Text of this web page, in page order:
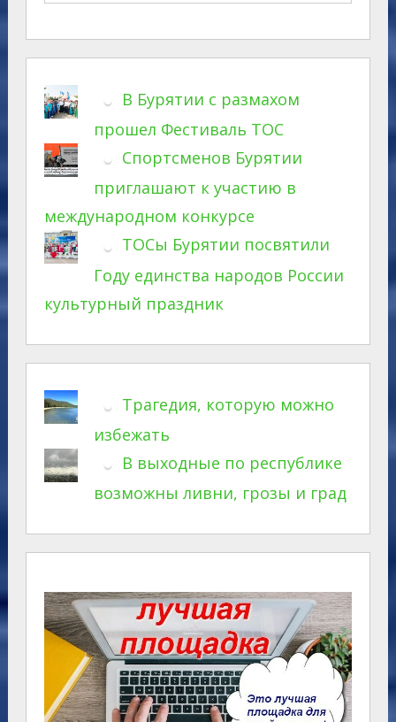
В Бурятии с размахом
прошел Фестиваль ТОС
Спортсменов Бурятии
приглашают к участию в
международном конкурсе
ТОСы Бурятии посвятили
Году единства народов России
культурный праздник
Трагедия, которую можно
избежать
В выходные по республике
возможны ливни, грозы и град